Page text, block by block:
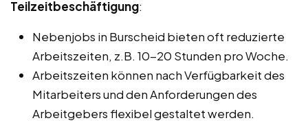
Teilzeitbeschäftigung:
Nebenjobs in Burscheid bieten oft reduzierte
Arbeitszeiten, z.B. 10-20 Stunden pro Woche.
Arbeitszeiten können nach Verfügbarkeit des
Mitarbeiters und den Anforderungen des
Arbeitgebers flexibel gestaltet werden.